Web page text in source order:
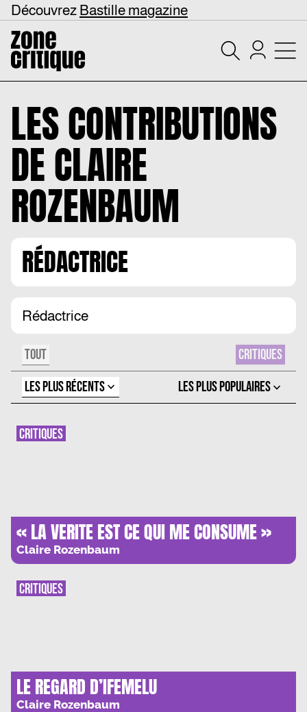
Découvrez Bastille magazine
LES CONTRIBUTIONS
DECLAIRE
ROZENBAUM
RÉDACTRICE
Rédactrice
TOUT
CRITIQUES
LES PLUS RÉCENTS
LES PLUS POPULAIRES
« LA VERITE EST CE QUI ME CONSUME »
Claire Rozenbaum
CRITIQUES
LE REGARD D’IFEMELU
Claire Rozenbaum
CRITIQUES